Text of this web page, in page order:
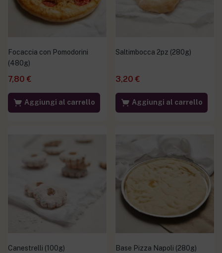
Focaccia con Pomodorini
(480g)
7,80 €
Aggiungi al carrello
Saltimbocca 2pz (280g)
3,20 €
Aggiungi al carrello
Canestrelli (100g) Base Pizza Napoli (280g)